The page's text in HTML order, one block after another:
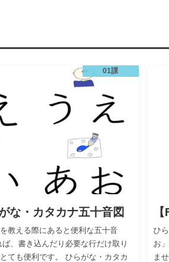
01課
な・カタカナ五十音図
教える際にあると便利な五十音
、書き込んだり必要な行だけ取り
ても便利です。 ひらがな・カタカ
ひ
お
ま